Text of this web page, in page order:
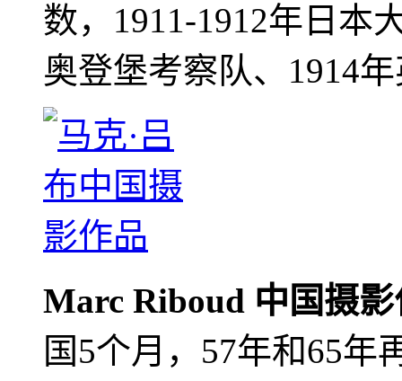
数，1911-1912年日本
奥登堡考察队、1914
Marc Riboud 中国摄
国5个月，57年和65年